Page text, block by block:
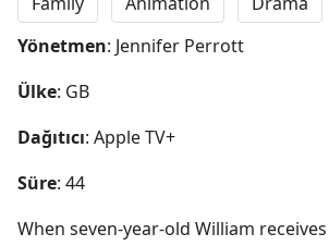
Yönetmen: Jennifer Perrott
Ülke: GB
Dağıtıcı: Apple TV+
Süre: 44
When seven-year-old William